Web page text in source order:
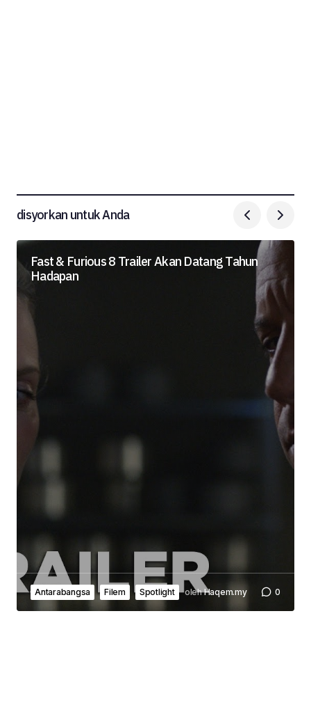
disyorkan untuk Anda
Fast & Furious 8 Trailer Akan Datang Tahun
Hadapan
Antarabangsa Filem Spotlight olehHaqem.my 0